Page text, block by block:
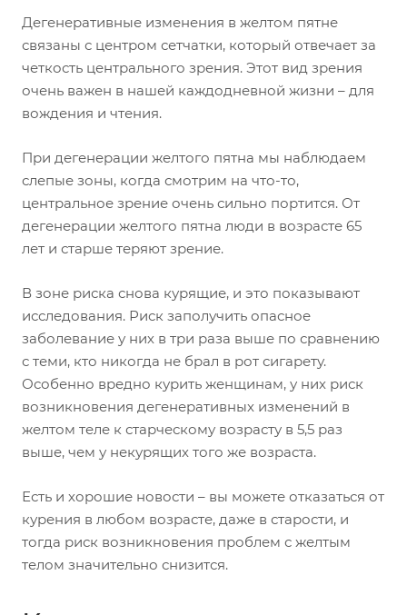
Дегенеративные изменения в желтом пятне
связаны с центром сетчатки, который отвечает за
четкость центрального зрения. Этот вид зрения
очень важен в нашей каждодневной жизни – для
вождения и чтения.
При дегенерации желтого пятна мы наблюдаем
слепые зоны, когда смотрим на что-то,
центральное зрение очень сильно портится. От
дегенерации желтого пятна люди в возрасте 65
лет и старше теряют зрение.
В зоне риска снова курящие, и это показывают
исследования. Риск заполучить опасное
заболевание у них в три раза выше по сравнению
с теми, кто никогда не брал в рот сигарету.
Особенно вредно курить женщинам, у них риск
возникновения дегенеративных изменений в
желтом теле к старческому возрасту в 5,5 раз
выше, чем у некурящих того же возраста.
Есть и хорошие новости – вы можете отказаться от
курения в любом возрасте, даже в старости, и
тогда риск возникновения проблем с желтым
телом значительно снизится.